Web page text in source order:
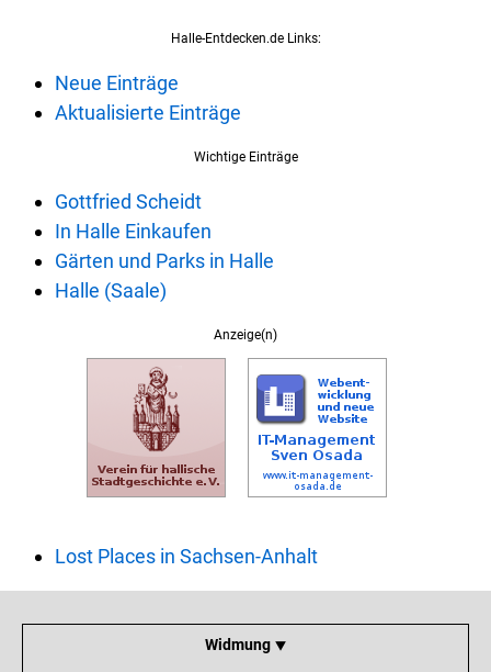
Halle-Entdecken.de Links:
Neue Einträge
Aktualisierte Einträge
Wichtige Einträge
Gottfried Scheidt
In Halle Einkaufen
Gärten und Parks in Halle
Halle (Saale)
Anzeige(n)
Lost Places in Sachsen-Anhalt
Widmung ⯆